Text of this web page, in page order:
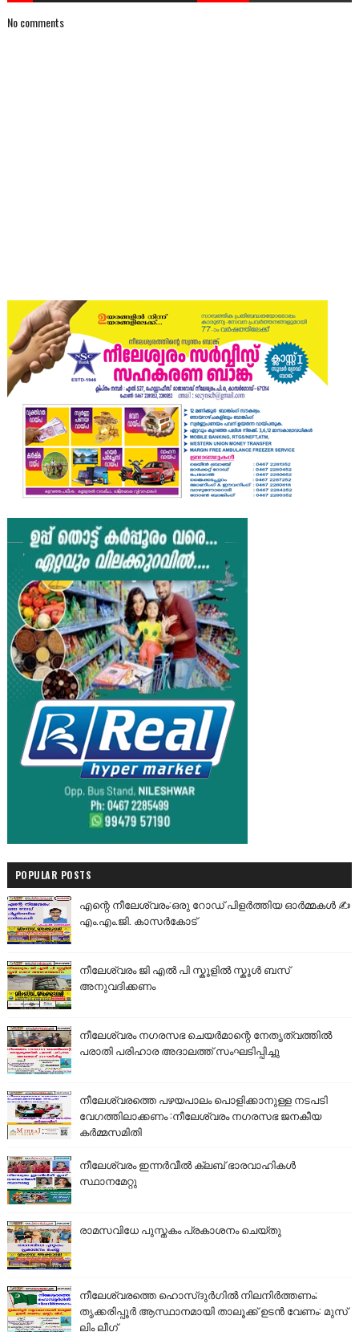
No comments
POPULAR POSTS
എന്റെ നീലേശ്വരം:ഒരു റോഡ് പിളർത്തിയ ഓർമ്മകൾ ✍️
എം.എം.ജി. കാസർകോട്
നീലേശ്വരം ജി എൽ പി സ്കൂളിൽ സ്കൂൾ ബസ്
അനുവദിക്കണം
നീലേശ്വരം നഗരസഭ ചെയർമാന്റെ നേതൃത്വത്തിൽ
പരാതി പരിഹാര അദാലത്ത് സംഘടിപ്പിച്ചു
നീലേശ്വരത്തെ പഴയപാലം പൊളിക്കാനുള്ള നടപടി
വേഗത്തിലാക്കണം :നീലേശ്വരം നഗരസഭ ജനകീയ
കർമ്മസമിതി
നീലേശ്വരം ഇന്നർവീൽ ക്ലബ് ഭാരവാഹികൾ
സ്ഥാനമേറ്റു
രാമസവിധേ പുസ്തകം പ്രകാശനം ചെയ്തു
നീലേശ്വരത്തെ ഹൊസ്ദുർഗിൽ നിലനിർത്തണം;
തൃക്കരിപ്പൂർ ആസ്ഥാനമായി താലൂക്ക് ഉടൻ വേണം: മുസ്
ലിം ലീഗ്